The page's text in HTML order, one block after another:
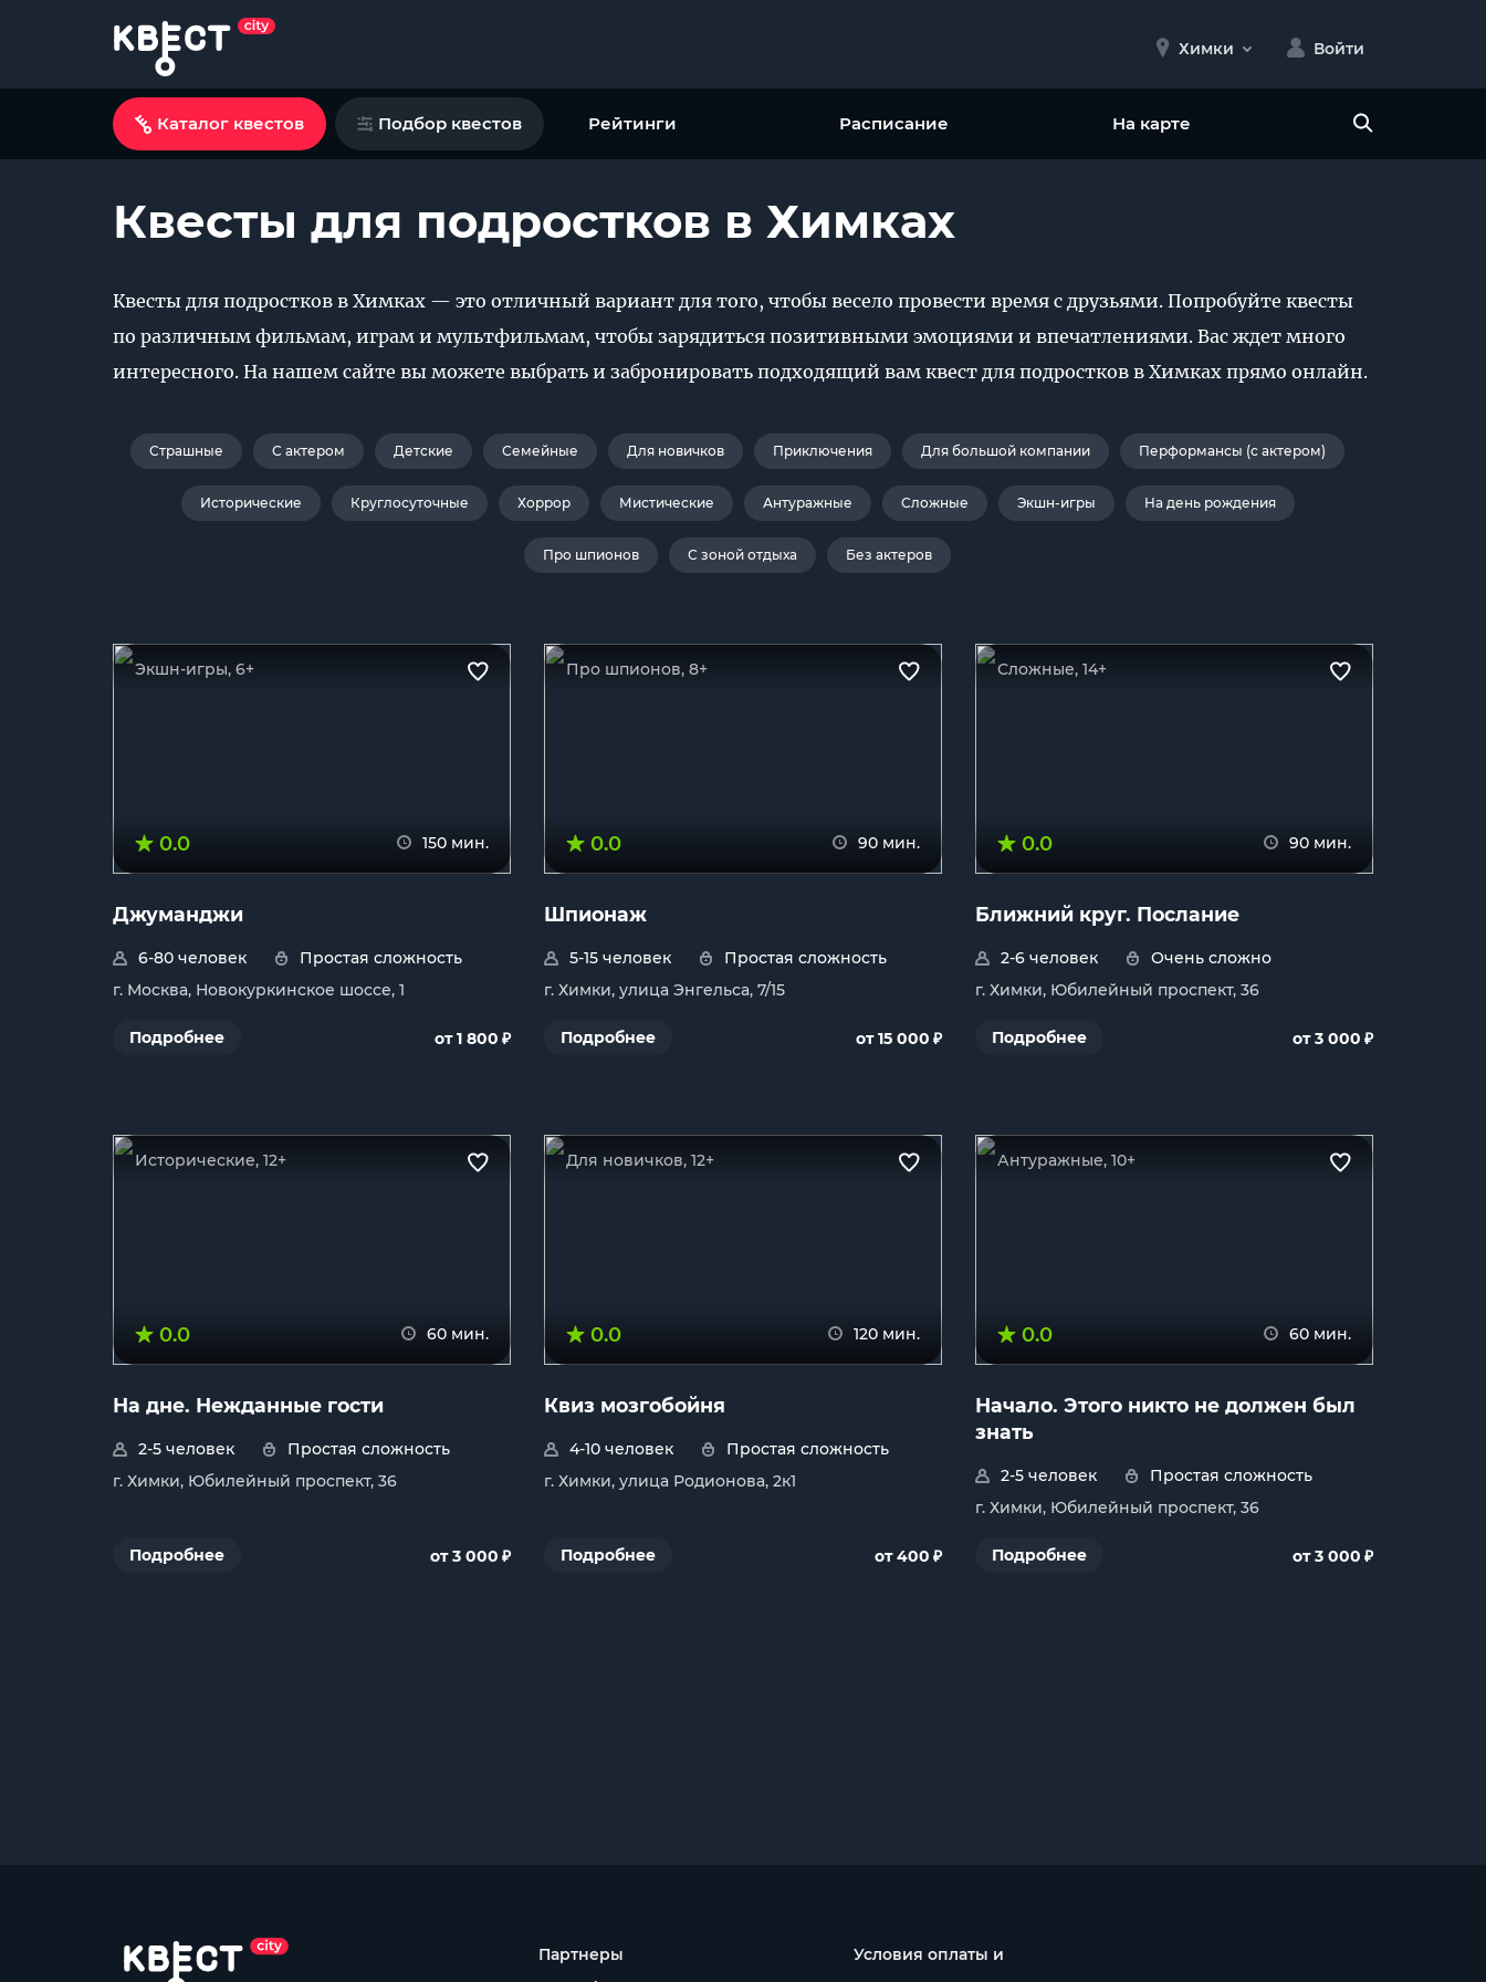
Химки Войти
Каталог квестов Подбор квестов Рейтинги Расписание На карте
Квесты для подростков в Химках
Квесты для подростков в Химках — это отличный вариант для того, чтобы весело провести время с друзьями. Попробуйте квесты
по различным фильмам, играм и мультфильмам, чтобы зарядиться позитивными эмоциями и впечатлениями. Вас ждет много
интересного. На нашем сайте вы можете выбрать и забронировать подходящий вам квест для подростков в Химках прямо онлайн.
Страшные С актером Детские Семейные Для новичков Приключения Для большой компании Перформансы (с актером)
Исторические Круглосуточные Хоррор Мистические Антуражные Сложные Экшн-игры На день рождения
Про шпионов С зоной отдыха Без актеров
Экшн-игры, 6+
0.0 150 мин.
Джуманджи
6-80 человек
Простая сложность
г. Москва, Новокуркинское шоссе, 1
Подробнее от 1 800 ₽
Про шпионов, 8+
0.0 90 мин.
Шпионаж
5-15 человек
Простая сложность
г. Химки, улица Энгельса, 7/15
Подробнее от 15 000 ₽
Сложные, 14+
0.0 90 мин.
Ближний круг. Послание
2-6 человек
Очень сложно
г. Химки, Юбилейный проспект, 36
Подробнее от 3 000 ₽
Исторические, 12+
0.0 60 мин.
На дне. Нежданные гости
2-5 человек
Простая сложность
г. Химки, Юбилейный проспект, 36
Подробнее от 3 000 ₽
Для новичков, 12+
0.0 120 мин.
Квиз мозгобойня
4-10 человек
Простая сложность
г. Химки, улица Родионова, 2к1
Подробнее от 400 ₽
Антуражные, 10+
0.0 60 мин.
Начало. Этого никто не должен был
знать
2-5 человек
Простая сложность
г. Химки, Юбилейный проспект, 36
Подробнее от 3 000 ₽
Партнеры
Условия оплаты и